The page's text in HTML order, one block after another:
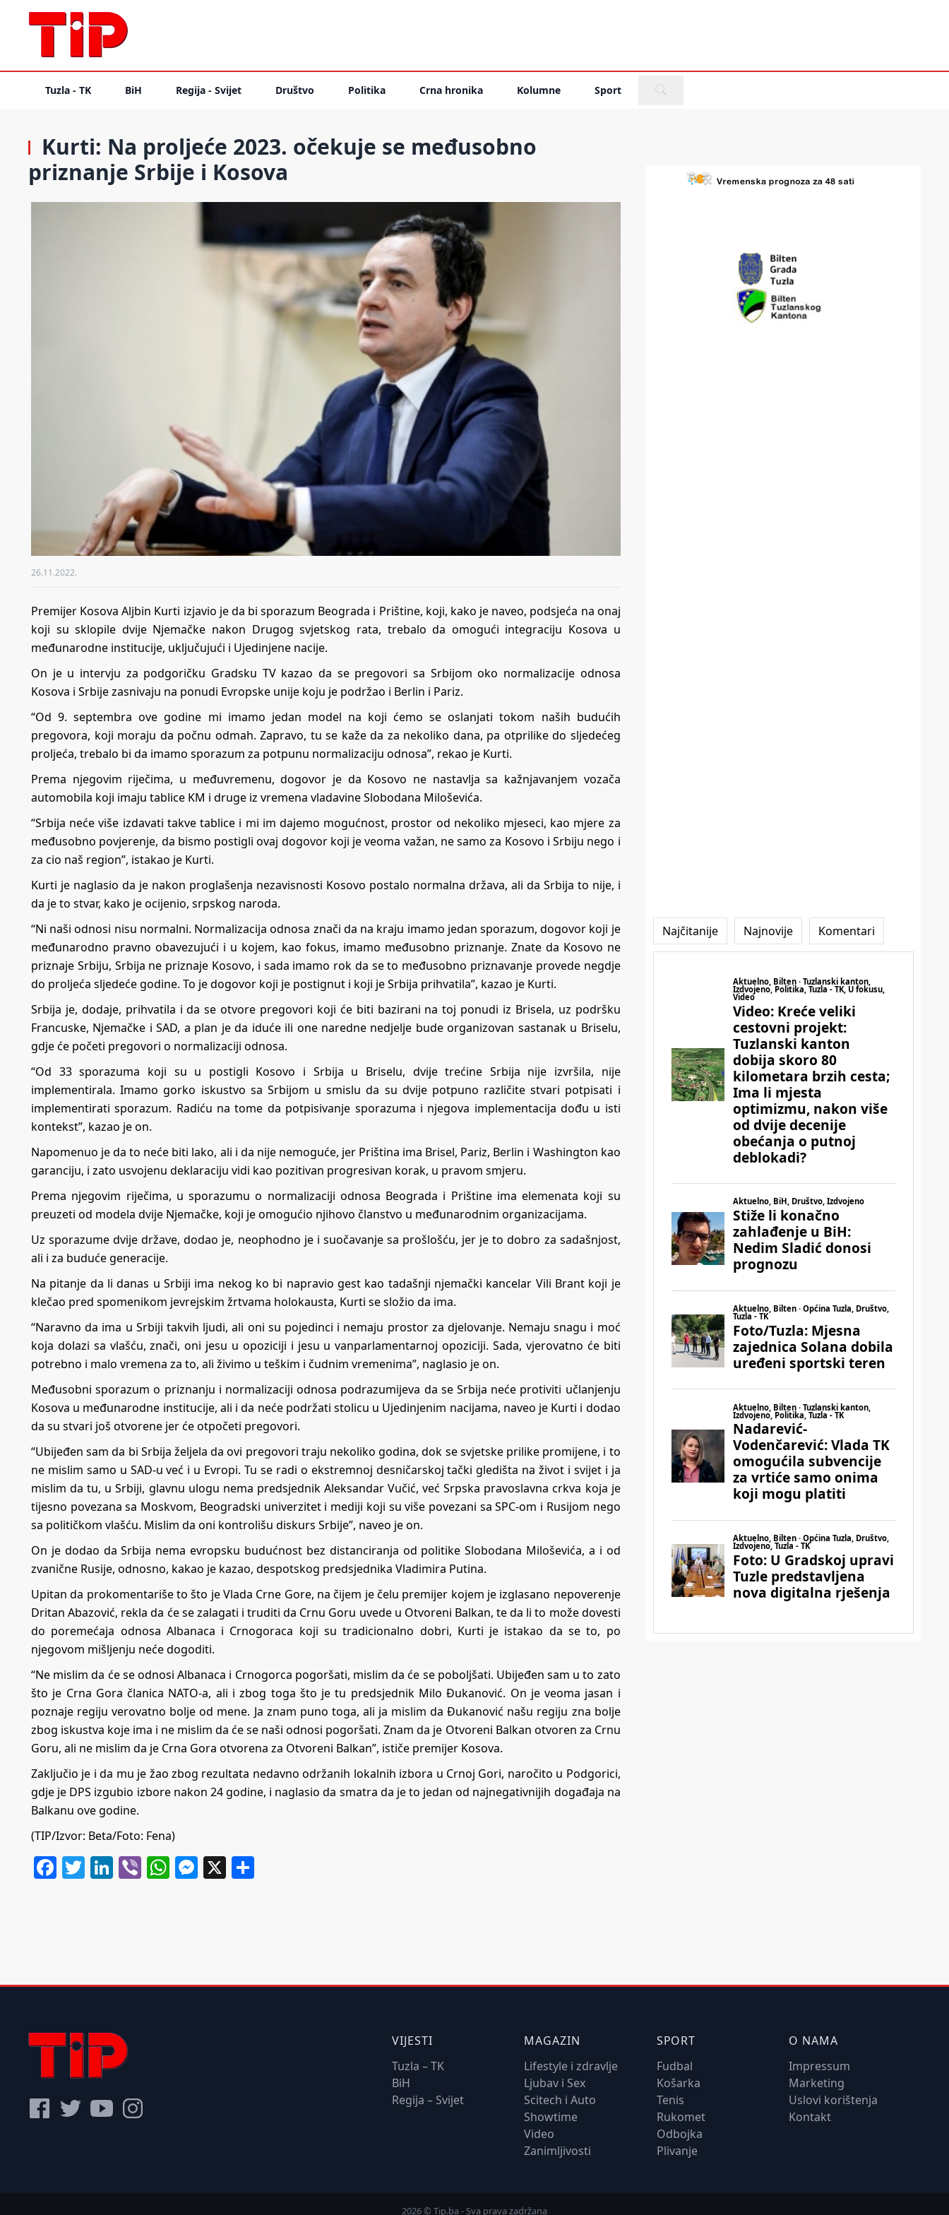
Tuzla - TK BiH Regija - Svijet Društvo Politika Crna hronika Kolumne Sport
Kurti: Na proljeće 2023. očekuje se međusobno
priznanje Srbije i Kosova
26.11.2022.
Premijer Kosova Aljbin Kurti izjavio je da bi sporazum Beograda i Prištine, koji, kako je naveo, podsjeća na onaj
koji su sklopile dvije Njemačke nakon Drugog svjetskog rata, trebalo da omogući integraciju Kosova u
međunarodne institucije, uključujući i Ujedinjene nacije.
On je u intervju za podgoričku Gradsku TV kazao da se pregovori sa Srbijom oko normalizacije odnosa
Kosova i Srbije zasnivaju na ponudi Evropske unije koju je podržao i Berlin i Pariz.
“Od 9. septembra ove godine mi imamo jedan model na koji ćemo se oslanjati tokom naših budućih
pregovora, koji moraju da počnu odmah. Zapravo, tu se kaže da za nekoliko dana, pa otprilike do sljedećeg
proljeća, trebalo bi da imamo sporazum za potpunu normalizaciju odnosa”, rekao je Kurti.
Prema njegovim riječima, u međuvremenu, dogovor je da Kosovo ne nastavlja sa kažnjavanjem vozača
automobila koji imaju tablice KM i druge iz vremena vladavine Slobodana Miloševića.
“Srbija neće više izdavati takve tablice i mi im dajemo mogućnost, prostor od nekoliko mjeseci, kao mjere za
međusobno povjerenje, da bismo postigli ovaj dogovor koji je veoma važan, ne samo za Kosovo i Srbiju nego i
za cio naš region”, istakao je Kurti.
Kurti je naglasio da je nakon proglašenja nezavisnosti Kosovo postalo normalna država, ali da Srbija to nije, i
da je to stvar, kako je ocijenio, srpskog naroda.
“Ni naši odnosi nisu normalni. Normalizacija odnosa znači da na kraju imamo jedan sporazum, dogovor koji je
međunarodno pravno obavezujući i u kojem, kao fokus, imamo međusobno priznanje. Znate da Kosovo ne
priznaje Srbiju, Srbija ne priznaje Kosovo, i sada imamo rok da se to međusobno priznavanje provede negdje
do proljeća sljedeće godine. To je dogovor koji je postignut i koji je Srbija prihvatila”, kazao je Kurti.
Srbija je, dodaje, prihvatila i da se otvore pregovori koji će biti bazirani na toj ponudi iz Brisela, uz podršku
Francuske, Njemačke i SAD, a plan je da iduće ili one naredne nedjelje bude organizovan sastanak u Briselu,
gdje će početi pregovori o normalizaciji odnosa.
“Od 33 sporazuma koji su u postigli Kosovo i Srbija u Briselu, dvije trećine Srbija nije izvršila, nije
implementirala. Imamo gorko iskustvo sa Srbijom u smislu da su dvije potpuno različite stvari potpisati i
implementirati sporazum. Radiću na tome da potpisivanje sporazuma i njegova implementacija dođu u isti
kontekst”, kazao je on.
Napomenuo je da to neće biti lako, ali i da nije nemoguće, jer Priština ima Brisel, Pariz, Berlin i Washington kao
garanciju, i zato usvojenu deklaraciju vidi kao pozitivan progresivan korak, u pravom smjeru.
Prema njegovim riječima, u sporazumu o normalizaciji odnosa Beograda i Prištine ima elemenata koji su
preuzeti od modela dvije Njemačke, koji je omogućio njihovo članstvo u međunarodnim organizacijama.
Uz sporazume dvije države, dodao je, neophodno je i suočavanje sa prošlošću, jer je to dobro za sadašnjost,
ali i za buduće generacije.
Na pitanje da li danas u Srbiji ima nekog ko bi napravio gest kao tadašnji njemački kancelar Vili Brant koji je
klečao pred spomenikom jevrejskim žrtvama holokausta, Kurti se složio da ima.
“Naravno da ima u Srbiji takvih ljudi, ali oni su pojedinci i nemaju prostor za djelovanje. Nemaju snagu i moć
koja dolazi sa vlašću, znači, oni jesu u opoziciji i jesu u vanparlamentarnoj opoziciji. Sada, vjerovatno će biti
potrebno i malo vremena za to, ali živimo u teškim i čudnim vremenima”, naglasio je on.
Međusobni sporazum o priznanju i normalizaciji odnosa podrazumijeva da se Srbija neće protiviti učlanjenju
Kosova u međunarodne institucije, ali i da neće podržati stolicu u Ujedinjenim nacijama, naveo je Kurti i dodao
da su stvari još otvorene jer će otpočeti pregovori.
“Ubijeđen sam da bi Srbija željela da ovi pregovori traju nekoliko godina, dok se svjetske prilike promijene, i to
ne mislim samo u SAD-u već i u Evropi. Tu se radi o ekstremnoj desničarskoj tački gledišta na život i svijet i ja
mislim da tu, u Srbiji, glavnu ulogu nema predsjednik Aleksandar Vučić, već Srpska pravoslavna crkva koja je
tijesno povezana sa Moskvom, Beogradski univerzitet i mediji koji su više povezani sa SPC-om i Rusijom nego
sa političkom vlašću. Mislim da oni kontrolišu diskurs Srbije”, naveo je on.
On je dodao da Srbija nema evropsku budućnost bez distanciranja od politike Slobodana Miloševića, a i od
zvanične Rusije, odnosno, kakao je kazao, despotskog predsjednika Vladimira Putina.
Upitan da prokomentariše to što je Vlada Crne Gore, na čijem je čelu premijer kojem je izglasano nepoverenje
Dritan Abazović, rekla da će se zalagati i truditi da Crnu Goru uvede u Otvoreni Balkan, te da li to može dovesti
do poremećaja odnosa Albanaca i Crnogoraca koji su tradicionalno dobri, Kurti je istakao da se to, po
njegovom mišljenju neće dogoditi.
“Ne mislim da će se odnosi Albanaca i Crnogorca pogoršati, mislim da će se poboljšati. Ubijeđen sam u to zato
što je Crna Gora članica NATO-a, ali i zbog toga što je tu predsjednik Milo Đukanović. On je veoma jasan i
poznaje regiju verovatno bolje od mene. Ja znam puno toga, ali ja mislim da Đukanović našu regiju zna bolje
zbog iskustva koje ima i ne mislim da će se naši odnosi pogoršati. Znam da je Otvoreni Balkan otvoren za Crnu
Goru, ali ne mislim da je Crna Gora otvorena za Otvoreni Balkan”, ističe premijer Kosova.
Zaključio je i da mu je žao zbog rezultata nedavno održanih lokalnih izbora u Crnoj Gori, naročito u Podgorici,
gdje je DPS izgubio izbore nakon 24 godine, i naglasio da smatra da je to jedan od najnegativnijih događaja na
Balkanu ove godine.
(TIP/Izvor: Beta/Foto: Fena)
Facebook
Twitter
LinkedIn
ViberWhatsApp
Messenger
X
Najčitanije Najnovije Komentari
VIJESTI
Tuzla – TK
BiH
Regija – Svijet
MAGAZIN
Lifestyle i zdravlje
Ljubav i Sex
Scitech i Auto
Showtime
Video
Zanimljivosti
SPORT
Fudbal
Košarka
Tenis
Rukomet
Odbojka
Plivanje
O NAMA
Impressum
Marketing
Uslovi korištenja
Kontakt
2026 © Tip.ba - Sva prava zadržana